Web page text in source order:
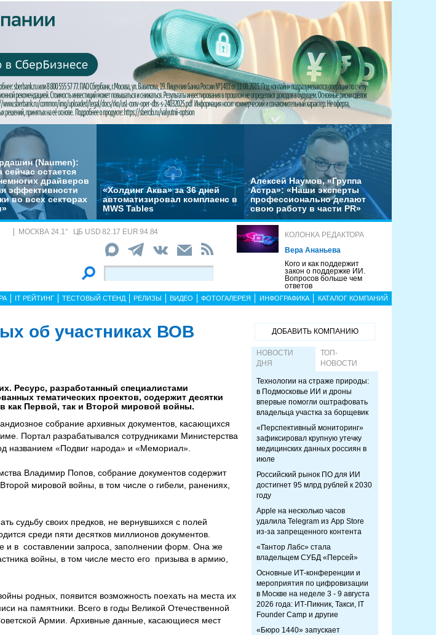
(Naumen):
остается
драйверов
эффективности
во всех секторах
«Холдинг Аква» за 36 дней
автоматизировал комплаенс в
MWS Tables
Алексей Наумов, «Группа
Астра»: «Наши эксперты
профессионально делают
свою работу в части PR»
МОСКВА 24.1° ЦБ USD 82.17 EUR 94.84
КОЛОНКА РЕДАКТОРА
Вера Ананьева
Кого и как поддержит
закон о поддержке ИИ.
Вопросов больше чем
ответов
IT РЕЙТИНГ ТЕСТОВЫЙ СТЕНД РЕЛИЗЫ ВИДЕО ФОТОГАЛЕРЕЯ ИНФОГРАФИКА КАТАЛОГ КОМПАНИЙ
об участниках ВОВ
Ресурс, разработанный специалистами
тематических проектов, содержит десятки
как Первой, так и Второй мировой войны.
собрание архивных документов, касающихся
Портал разрабатывался сотрудниками Министерства
названием «Подвиг народа» и «Мемориал».
Владимир Попов, собрание документов содержит
мировой войны, в том числе о гибели, ранениях,
судьбу своих предков, не вернувшихся с полей
среди пяти десятков миллионов документов.
и в составлении запроса, заполнении форм. Она же
войны, в том числе место его призыва в армию,
родных, появится возможность поехать на места их
на памятники. Всего в годы Великой Отечественной
Армии. Архивные данные, касающиеся мест
ДОБАВИТЬ КОМПАНИЮ
НОВОСТИ
ДНЯ
ТОП-
НОВОСТИ
Технологии на страже природы:
в Подмосковье ИИ и дроны
впервые помогли оштрафовать
владельца участка за борщевик
«Перспективный мониторинг»
зафиксировал крупную утечку
медицинских данных россиян в
июле
Российский рынок ПО для ИИ
достигнет 95 млрд рублей к 2030
году
Apple на несколько часов
удалила Telegram из App Store
из-за запрещенного контента
«Тантор Лабс» стала
владельцем СУБД «Персей»
Основные ИТ-конференции и
мероприятия по цифровизации
в Москве на неделе 3 - 9 августа
2026 года: ИТ-Пикник, Такси, IT
Founder Camp и другие
«Бюро 1440» запускает